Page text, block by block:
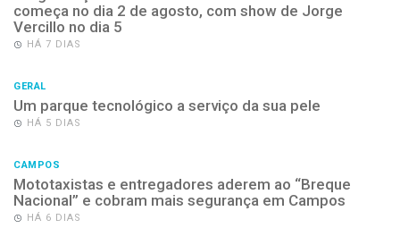
começa no dia 2 de agosto, com show de Jorge
Vercillo no dia 5
HÁ 7 DIAS
GERAL
Um parque tecnológico a serviço da sua pele
HÁ 5 DIAS
CAMPOS
Mototaxistas e entregadores aderem ao “Breque
Nacional” e cobram mais segurança em Campos
HÁ 6 DIAS